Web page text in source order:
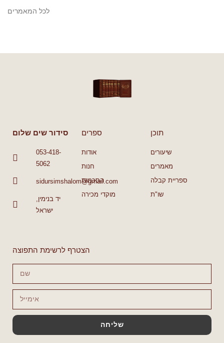
לכל המאמרים
סידור שים שלום
053-418-
5062
sidursimshalom@gmail.com
יד בנימין,
ישראל
ספרים
אודות
חנות
הסכמות
מוקדי מכירה
תוכן
שיעורים
מאמרים
ספריית קבלה
שו"ת
הצטרף לרשימת התפוצה
שליחה